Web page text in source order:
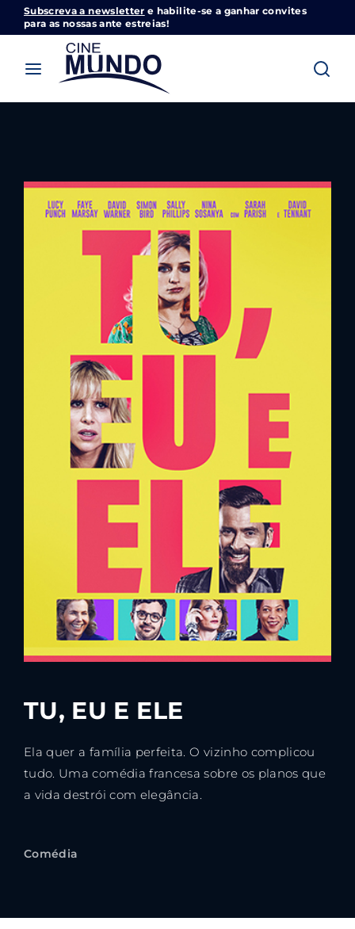
Subscreva a newsletter e habilite-se a ganhar convites
para as nossas ante estreias!
TU, EU E ELE
Ela quer a família perfeita. O vizinho complicou
tudo. Uma comédia francesa sobre os planos que
a vida destrói com elegância.
Comédia
Cinemundo – Onde O Cinema Acontece
Login
Password
SIGN IN
Remember Me
By signing in, you agree to
our terms and
conditions